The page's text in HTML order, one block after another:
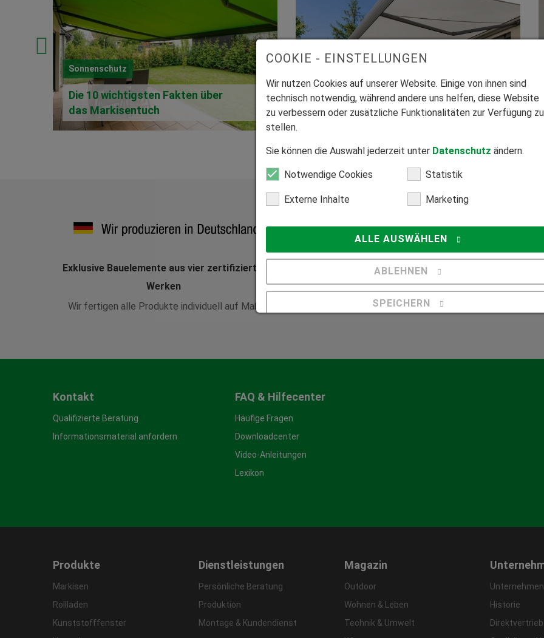
Sonnenschutz
Die 10 wichtigsten Fakten über
das Markisentuch
Sonnenschutz
Schattiges Fleckchen: Was ist
der richtige Sonnenschutz für
Ihre Terrasse?
Exklusive Bauelemente aus vier zertifizierten
Werken
Wir fertigen alle Produkte individuell auf Maß.
Mitglied Bundesverband Direktvertrieb
Seriöser Direktvertrieb zum Nutzen unserer Kunden.
Kontakt
Qualifizierte Beratung
Informationsmaterial anfordern
FAQ & Hilfecenter
Häufige Fragen
Downloadcenter
Video-Anleitungen
Lexikon
Produkte
Markisen
Rollladen
Kunststofffenster
Dienstleistungen
Persönliche Beratung
Produktion
Montage & Kundendienst
Magazin
Outdoor
Wohnen & Leben
Technik & Umwelt
Historie
Direktvertrieb
COOKIE - EINSTELLUNGEN
Wir nutzen Cookies auf unserer Website. Einige von ihnen sind
technisch notwendig, während andere uns helfen, diese Website
zu verbessern oder zusätzliche Funktionalitäten zur Verfügung zu
stellen.
Sie können die Auswahl jederzeit unter Datenschutz ändern.
Notwendige Cookies Statistik
Externe Inhalte Marketing
ALLE AUSWÄHLEN
ABLEHNEN
SPEICHERN